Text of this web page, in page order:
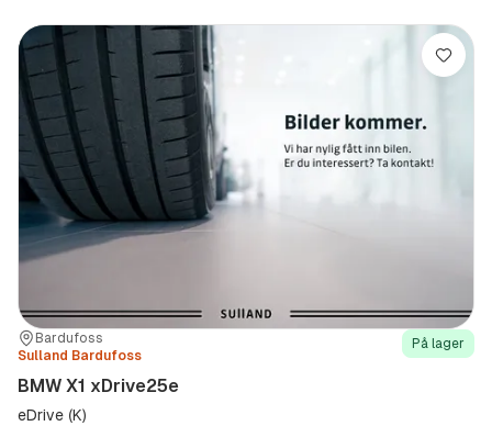
Sted:Bardufoss
Forhandler:
Sulland Bardufoss
På lager
BMW X1 xDrive25e
eDrive (K)
Lagre